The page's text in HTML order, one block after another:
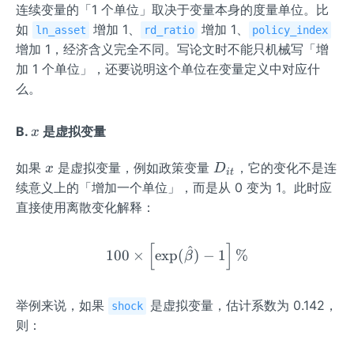
连续变量的「1 个单位」取决于变量本身的度量单位。比
如
ln_asset 增加 1、 rd_ratio 增加 1、 policy_index
增加 1，经济含义完全不同。写论文时不能只机械写「增
加 1 个单位」，还要说明这个单位在变量定义中对应什
么。
B. x
x 是虚拟变量
如果 x
x 是虚拟变量，例如政策变量 D
_
Dit
，它的变化不是连
续意义上的「增加一个单位」，而是从 0 变为 1。此时应
直接使用离散变化解释：
100 × [exp(β
^) − 1 %
举例来说，如果 shock
是虚拟变量，估计系数为 0.142，
则：